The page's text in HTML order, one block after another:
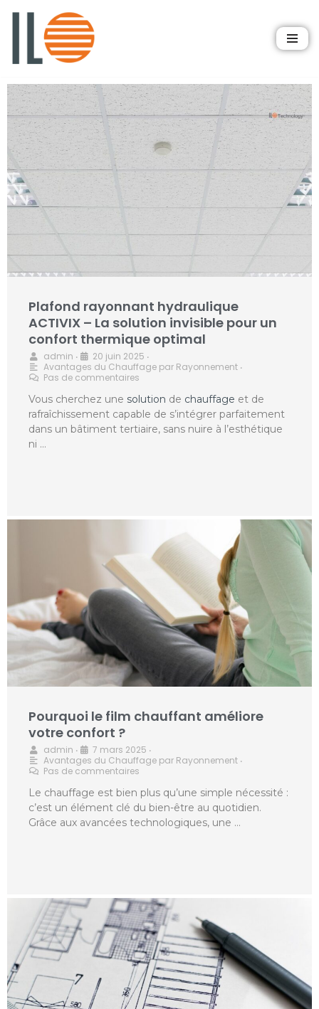
Plafond rayonnant hydraulique
ACTIVIX – La solution invisible pour un
confort thermique optimal
admin • 20 juin 2025 •
Avantages du Chauffage par Rayonnement •
Pas de commentaires
Vous cherchez une solution de chauffage et de
rafraîchissement capable de s’intégrer parfaitement
dans un bâtiment tertiaire, sans nuire à l’esthétique
ni …
Pourquoi le film chauffant améliore
votre confort ?
admin • 7 mars 2025 •
Avantages du Chauffage par Rayonnement •
Pas de commentaires
Le chauffage est bien plus qu’une simple nécessité :
c’est un élément clé du bien-être au quotidien.
Grâce aux avancées technologiques, une …